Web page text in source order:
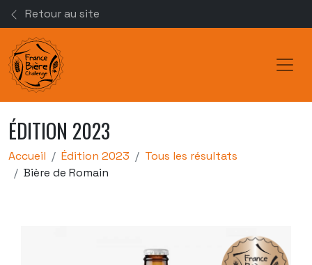
Retour au site
ÉDITION 2023
Accueil Édition 2023
Tous les résultats
Bière de Romain